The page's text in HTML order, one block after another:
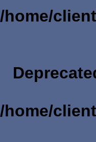
/home/
/home/